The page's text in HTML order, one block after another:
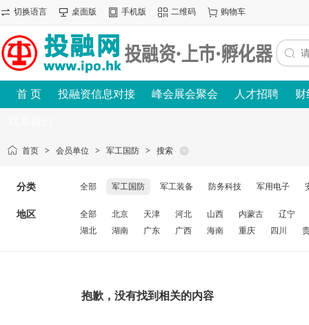
切换语言 桌面版 手机版 二维码 购物车
首 页 投融资信息对接 峰会展会聚会 人才招聘 财
首页 > 会员单位 > 军工国防 > 搜索
分类 全部 军工国防 军工装备 防务科技 军用电子
地区 全部 北京 天津 河北 山西 内蒙古
辽宁
湖北
湖南 广东 广西 海南 重庆 四川
抱歉，没有找到相关的内容